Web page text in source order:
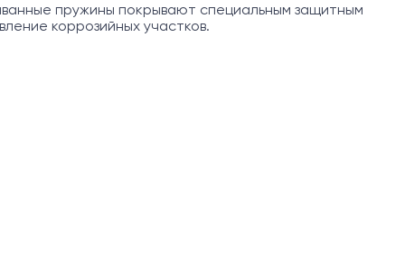
пружины покрывают специальным защитным
коррозийных участков.